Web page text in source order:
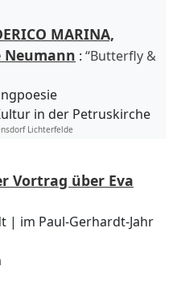
MARINA,
Neumann : “Butterfly &
in der Petruskirche
Lichterfelde
Vortrag über Eva
| im Paul-Gerhardt-Jahr